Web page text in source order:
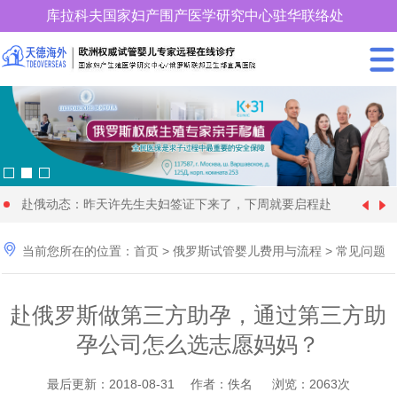
库拉科夫国家妇产围产医学研究中心驻华联络处
400-900-3185
赴俄动态：昨天许先生夫妇签证下来了，下周就要启程赴
[2024-09-20]
28 岁俄罗斯姑娘与57 岁的土耳其富商在格鲁吉亚代怀生
怀求子，现成功移植 [2024-08-28]
快要分娩了，马上8个月，俄罗斯试管婴儿机构开始为黄
女士找保姆了 [2024-08-11]
36岁单身女性赴俄罗斯找了一位同岁的代妈试管婴儿代怀
求子，正做非侵入性产前检查 [2024-06-22]
为什么适龄生育可以降低隐形基因遗传病的发病率_天德
 当前您所在的位置：首页 >俄罗斯试管婴儿费用与流程 >常见问题
赴俄罗斯做第三方助孕，通过第三方助
孕公司怎么选志愿妈妈？
最后更新：2018-08-31 作者：佚名 浏览：2063次